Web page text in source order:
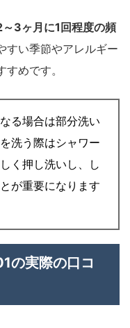
～3ヶ月に1回程度の頻
すい季節やアレルギー
めです。
る場合は部分洗い
洗う際はシャワー
く押し洗いし、し
が重要になります
の実際の口コ